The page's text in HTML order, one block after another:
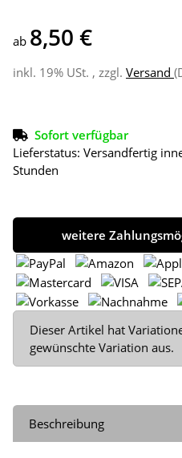
ab 8,50 €
inkl. 19% USt. , zzgl. Versand
Sofort verfügbar
Lieferstatus: Versandfertig
Stunden
weitere
x
Dieser Artikel hat
gewünschte Variation aus.
Beschreibung